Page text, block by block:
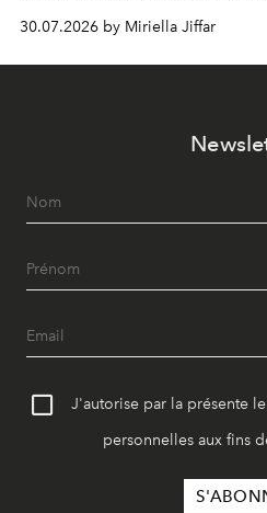
30.07.2026 by Miriella Jiffar
J'autorise par la présente
personnelles aux fins